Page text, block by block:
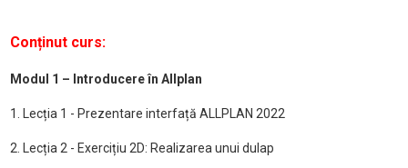
Conținut curs:
Modul 1 – Introducere în Allplan
1. Lecția 1 - Prezentare interfață ALLPLAN 2022
2. Lecția 2 - Exercițiu 2D: Realizarea unui dulap